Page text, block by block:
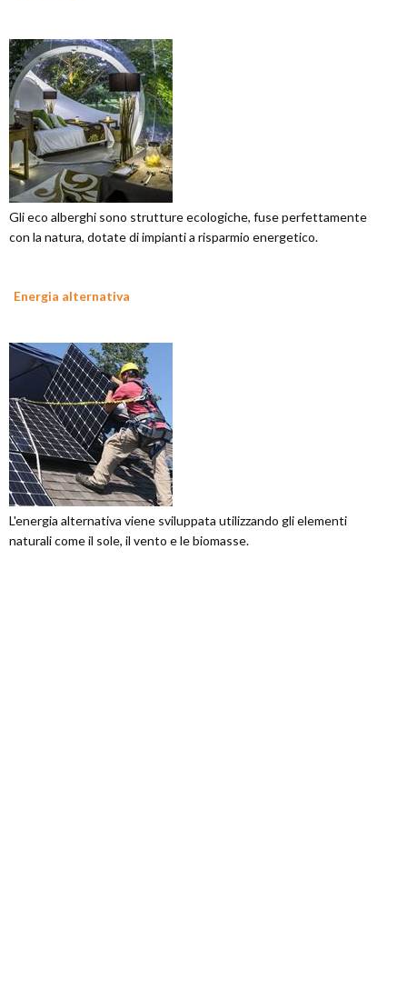
Gli eco alberghi sono strutture ecologiche, fuse perfettamente
con la natura, dotate di impianti a risparmio energetico.
Energia alternativa
L'energia alternativa viene sviluppata utilizzando gli elementi
naturali come il sole, il vento e le biomasse.